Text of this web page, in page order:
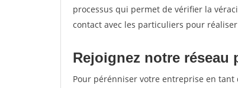
processus qui permet de vérifier la
contact avec les particuliers pour
Rejoignez notre réseau
Pour pérénniser votre entreprise en